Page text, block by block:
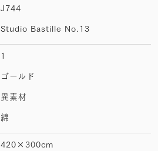
J744
Studio Bastille No.13
1
ゴールド
異素材
綿
420×300cm